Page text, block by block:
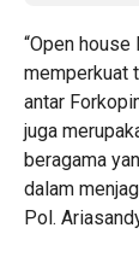
“Open
memperkuat
antar
juga
beragama
dalam
Pol.